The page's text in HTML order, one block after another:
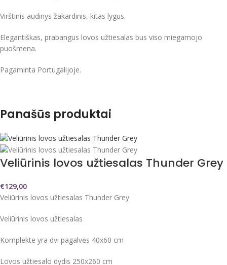
Virštinis audinys žakardinis, kitas lygus.
Elegantiškas, prabangus lovos užtiesalas bus viso miegamojo
puošmena.
Pagaminta Portugalijoje.
Panašūs produktai
Veliūrinis lovos užtiesalas Thunder Grey
€129,00
Veliūrinis lovos užtiesalas Thunder Grey
Veliūrinis lovos užtiesalas
Komplekte yra dvi pagalvės 40x60 cm
Lovos užtiesalo dydis 250x260 cm